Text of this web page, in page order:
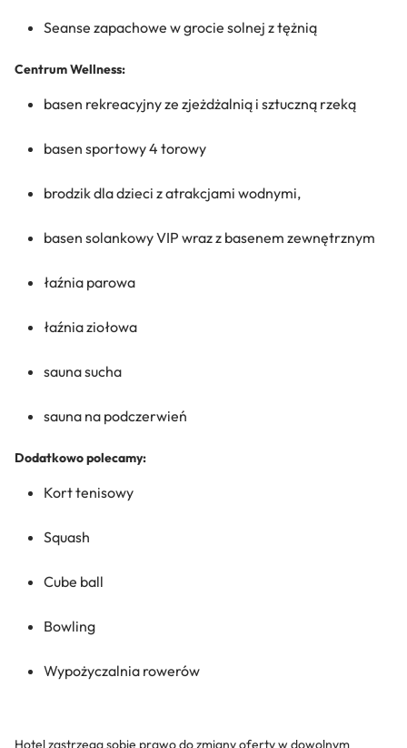
Seanse zapachowe w grocie solnej z tężnią
Centrum Wellness:
basen rekreacyjny ze zjeżdżalnią i sztuczną rzeką
basen sportowy 4 torowy
brodzik dla dzieci z atrakcjami wodnymi,
basen solankowy VIP wraz z basenem zewnętrznym
łaźnia parowa
łaźnia ziołowa
sauna sucha
sauna na podczerwień
Dodatkowo polecamy:
Kort tenisowy
Squash
Cube ball
Bowling
Wypożyczalnia rowerów